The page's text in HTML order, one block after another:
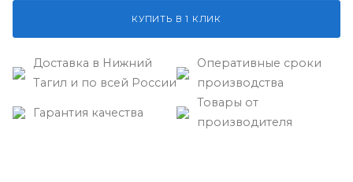
КУПИТЬ В 1 КЛИК
Доставка в Нижний
Тагил и по всей России
Оперативные сроки
производства
Гарантия качества
Товары от
производителя